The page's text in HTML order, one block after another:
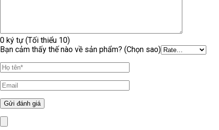
0 ký tự (Tối thiểu 10)
Bạn cảm thấy thế nào về sản phẩm? (Chọn sao)